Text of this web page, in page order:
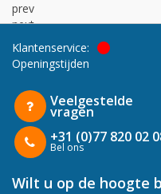
prev
next
Klantenservice:
Openingstijden
Veelgestelde
vragen
+31 (0)77 820 02
Bel ons
Wilt u op de hoogte